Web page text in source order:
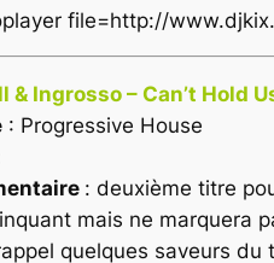
file=http://
& Ingrosso – Can’t Hold
: Progressive House
: deuxième titre
mais ne marquera
quelques saveurs